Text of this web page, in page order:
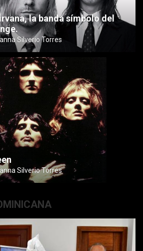
la banda símbolo del
Silverio Torres
Silverio Torres